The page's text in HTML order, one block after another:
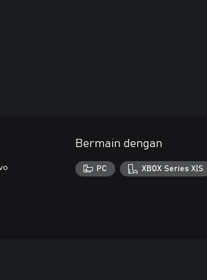
Bermain dengan
PC XBOX Series X|S